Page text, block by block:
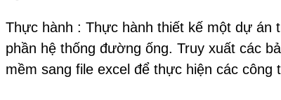
Thực hành : Thực hành thiết kế một dự án
phần hệ thống đường ống. Truy xuất các
mềm sang file excel để thực hiện các công